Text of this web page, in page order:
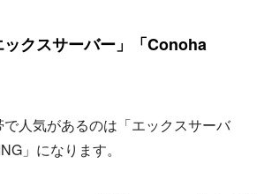
クスサーバー」「Conoha
人気があるのは「エックスサーバ
」になります。